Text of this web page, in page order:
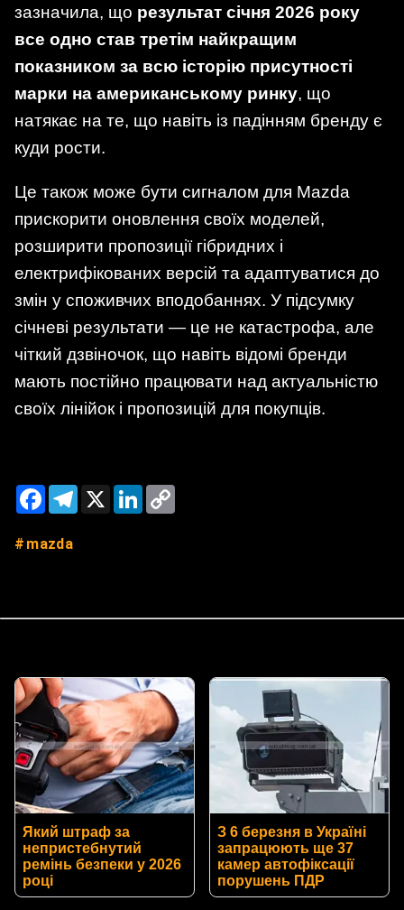
зазначила, що результат січня 2026 року
все одно став третім найкращим
показником за всю історію присутності
марки на американському ринку, що
натякає на те, що навіть із падінням бренду є
куди рости.
Це також може бути сигналом для Mazda
прискорити оновлення своїх моделей,
розширити пропозиції гібридних і
електрифікованих версій та адаптуватися до
змін у споживчих вподобаннях. У підсумку
січневі результати — це не катастрофа, але
чіткий дзвіночок, що навіть відомі бренди
мають постійно працювати над актуальністю
своїх лінійок і пропозицій для покупців.
FacebookTelegram
X LinkedIn
mazda
Який штраф за
непристебнутий
ремінь безпеки у 2026
році
З 6 березня в Україні
запрацюють ще 37
камер автофіксації
порушень ПДР